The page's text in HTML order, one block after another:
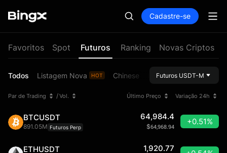
Cadastre-se
Favoritos Spot Futuros Ranking Novas Criptos
Todos Listagem Nova HOT Chinese RWA MEME
Futuros USDT-M
Par de Trading /Vol. Último Preço Variação 24h
BTCUSDT
891.05M Futuros Perp
64,984.4
$64,968.94
+0.51%
ETHUSDT 1,920.77